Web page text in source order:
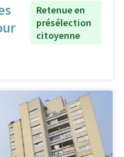
Retenue en
présélection
citoyenne